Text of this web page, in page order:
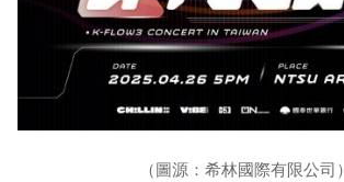
（圖源：希林國際有限公司）